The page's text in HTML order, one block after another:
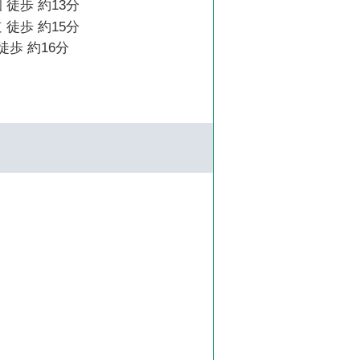
徒歩 約13分
徒歩 約15分
歩 約16分